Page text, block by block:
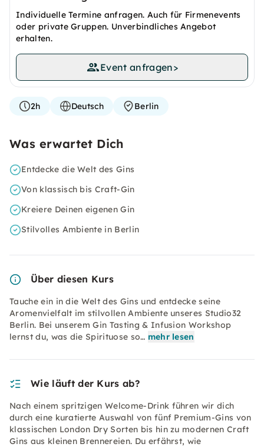
Individuelle Termine anfragen. Auch für Firmenevents
oder private Gruppen. Unverbindliches Angebot
erhalten.
Event anfragen>
2h Deutsch Berlin
Was erwartet Dich
Entdecke die Welt des Gins
Von klassisch bis Craft-Gin
Kreiere Deinen eigenen Gin
Stilvolles Ambiente in Berlin
Über diesen Kurs
Tauche ein in die Welt des Gins und entdecke seine
Aromenvielfalt im stilvollen Ambiente unseres Studio32
Berlin. Bei unserem Gin Tasting & Infusion Workshop
lernst du, was die Spirituose so… mehr lesen
Wie läuft der Kurs ab?
Nach einem spritzigen Welcome-Drink führen wir dich
durch eine kuratierte Auswahl von fünf Premium-Gins von
klassischen London Dry Sorten bis hin zu modernen Craft
Gins aus kleinen Brennereien. Du erfährst, wie